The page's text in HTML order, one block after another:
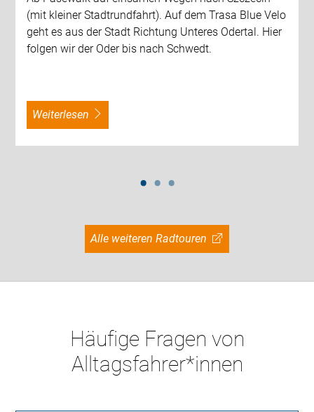
(mit kleiner Stadtrundfahrt). Auf dem Trasa Blue Velo
geht es aus der Stadt Richtung Unteres Odertal. Hier
folgen wir der Oder bis nach Schwedt.
weiterlesen
Alle weiteren Radtouren
Häufige Fragen von
Alltagsfahrer*innen